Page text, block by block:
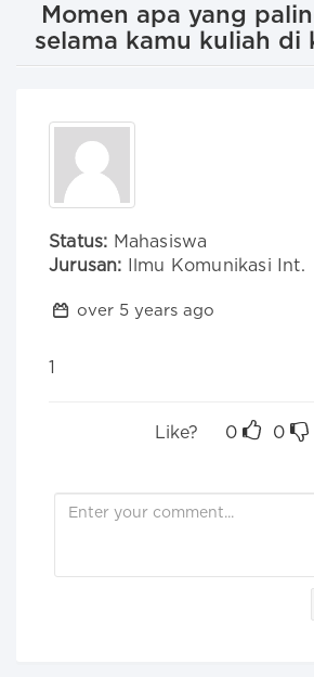
Momen apa yang
selama kamu kuliah di
Status: Mahasiswa
Jurusan: Ilmu Komunikasi Int.
over 5 years ago
1
Like? 0 0